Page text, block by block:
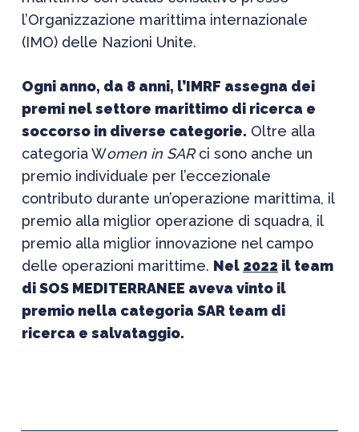
l’Organizzazione marittima internazionale
(IMO) delle Nazioni Unite.
Ogni anno, da 8 anni, l’IMRF assegna dei
premi nel settore marittimo di ricerca e
soccorso in diverse categorie. Oltre alla
categoria Women in SARci sono anche un
premio individuale per l’eccezionale
contributo durante un’operazione marittima, il
premio alla miglior operazione di squadra, il
premio alla miglior innovazione nel campo
delle operazioni marittime. Nel 2022 il team
di SOS MEDITERRANEE aveva vinto il
premio nella categoria SAR team di
ricerca e salvataggio.